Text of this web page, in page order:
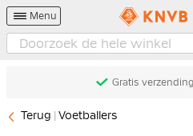
Menu
Gratis
Terug Voetballers